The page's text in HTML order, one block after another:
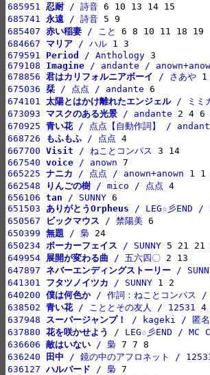
685951 忍耐 / 詩音
685741 永遠 / 詩音
685407 赤い稲妻 / こと
684667 マリア / ハル
679591 Period / Anthology
679108 Imagine / andante /
678856 君はカリフォルニアボーイ / さあや
675036 栞 / 点点 / andante
674101 太陽とはかけ離れたエンジェル / ミミガ
673093 マスクのある光景 / andante
670925 青い花 / 点点【自動作詞】 /
668726
もふもふ / 点点
667700 Visit / ねことコンパス
667540 voice / anown
665225 ナニカ / 点点 / anown+anown
662548
りんごの樹 / mico / 点点
656106 tan / SUNNY
651503 ありがとうOrpheus / LEG☆彡END /
650567
ビックマウス / 禁陽美
650399 無題 / 梟
650234 ポーカーフェイス / SUNNY
649954 展開が変わる曲 / 五六四〇
647897 ネバーエンディングストーリー /
641301 フタツノイツカ / SUNNY
640200 僕は何色か / 作詞：ねことコンパス /
638502 青い花 / こととその友人 / 12531
637948
スーパージャンプ！ / kageki / 匿名
637880 花を咲かせよう / LEG☆彡END / MC
636606 敵はいない / 梟
636240
田中 / 鏡の中のアフロネット /
636127 ハルバード / 梟